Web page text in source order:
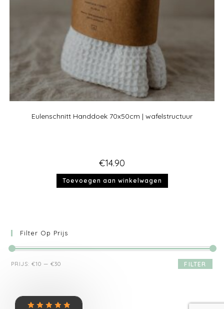
Eulenschnitt Handdoek 70x50cm | wafelstructuur
€14.90
Toevoegen aan winkelwagen
Filter Op Prijs
FILTER
PRIJS:€10 —€30